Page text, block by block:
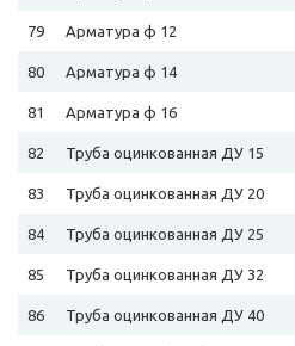
79 Арматура ф 12
80 Арматура ф 14
81 Арматура ф 16
82 Труба оцинкованная ДУ 15
83 Труба оцинкованная ДУ 20
84 Труба оцинкованная ДУ 25
85 Труба оцинкованная ДУ 32
86 Труба оцинкованная ДУ 40